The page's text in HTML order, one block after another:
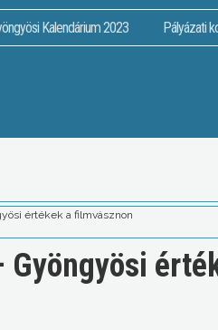
Kalendárium 2023 Pályázati
értékek a filmvásznon
Gyöngyösi